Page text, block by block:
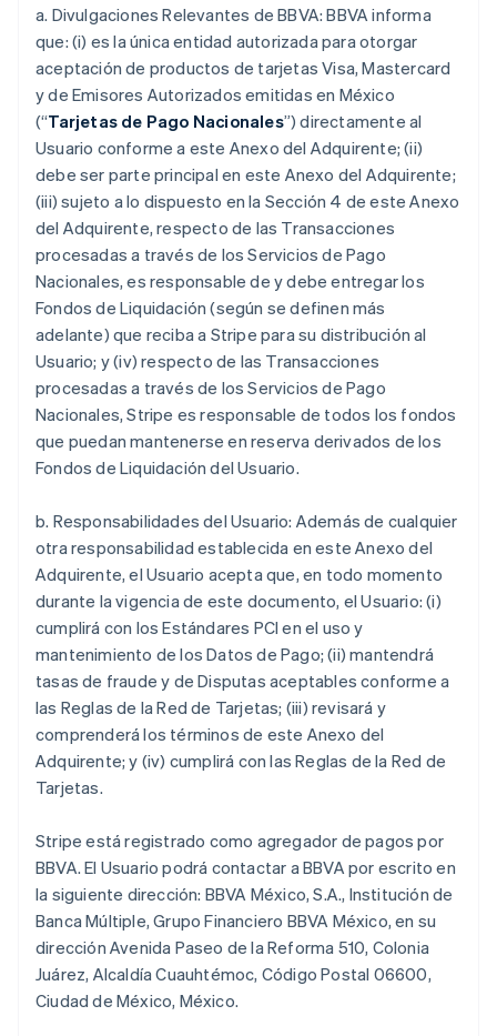
a. Divulgaciones Relevantes de BBVA: BBVA informa
que: (i) es la única entidad autorizada para otorgar
aceptación de productos de tarjetas Visa, Mastercard
y de Emisores Autorizados emitidas en México
(“Tarjetas de Pago Nacionales”) directamente al
Usuario conforme a este Anexo del Adquirente; (ii)
debe ser parte principal en este Anexo del Adquirente;
(iii) sujeto a lo dispuesto en la Sección 4 de este Anexo
del Adquirente, respecto de las Transacciones
procesadas a través de los Servicios de Pago
Nacionales, es responsable de y debe entregar los
Fondos de Liquidación (según se definen más
adelante) que reciba a Stripe para su distribución al
Usuario; y (iv) respecto de las Transacciones
procesadas a través de los Servicios de Pago
Nacionales, Stripe es responsable de todos los fondos
que puedan mantenerse en reserva derivados de los
Fondos de Liquidación del Usuario.
b. Responsabilidades del Usuario: Además de cualquier
otra responsabilidad establecida en este Anexo del
Adquirente, el Usuario acepta que, en todo momento
durante la vigencia de este documento, el Usuario: (i)
cumplirá con los Estándares PCI en el uso y
mantenimiento de los Datos de Pago; (ii) mantendrá
tasas de fraude y de Disputas aceptables conforme a
las Reglas de la Red de Tarjetas; (iii) revisará y
comprenderá los términos de este Anexo del
Adquirente; y (iv) cumplirá con las Reglas de la Red de
Tarjetas.
Stripe está registrado como agregador de pagos por
BBVA. El Usuario podrá contactar a BBVA por escrito en
la siguiente dirección: BBVA México, S.A., Institución de
Banca Múltiple, Grupo Financiero BBVA México, en su
dirección Avenida Paseo de la Reforma 510, Colonia
Juárez, Alcaldía Cuauhtémoc, Código Postal 06600,
Ciudad de México, México.